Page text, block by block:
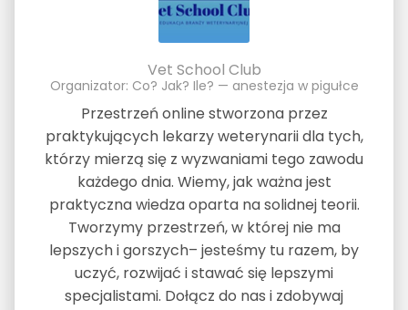
Vet School Club
Organizator: Co? Jak? Ile? — anestezja w pigułce
Przestrzeń online stworzona przez
praktykujących lekarzy weterynarii dla tych,
którzy mierzą się z wyzwaniami tego zawodu
każdego dnia. Wiemy, jak ważna jest
praktyczna wiedza oparta na solidnej teorii.
Tworzymy przestrzeń, w której nie ma
lepszych i gorszych– jesteśmy tu razem, by
uczyć, rozwijać i stawać się lepszymi
specjalistami. Dołącz do nas i zdobywaj